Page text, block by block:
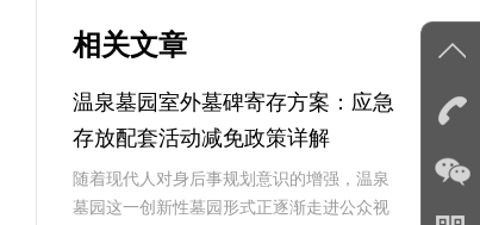
相关文章
温泉墓园室外墓碑寄存方案：应急
存放配套活动减免政策详解
随着现代人对身后事规划意识的增强，温泉
墓园这一创新性墓园形式正逐渐走进公众视